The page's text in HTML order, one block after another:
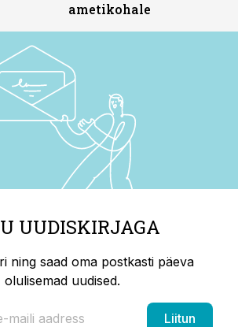
ametikohale
UUDISKIRJAGA
ning saad oma postkasti päeva
olulisemad uudised.
Liitun